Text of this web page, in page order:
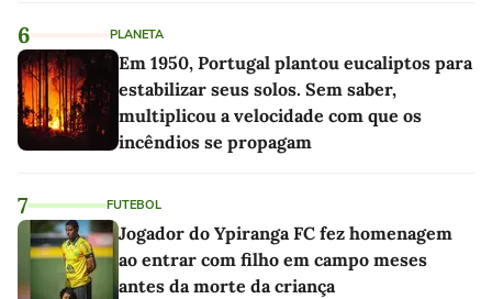
6 PLANETA
Em 1950, Portugal plantou eucaliptos para
estabilizar seus solos. Sem saber,
multiplicou a velocidade com que os
incêndios se propagam
7 FUTEBOL
Jogador do Ypiranga FC fez homenagem
ao entrar com filho em campo meses
antes da morte da criança